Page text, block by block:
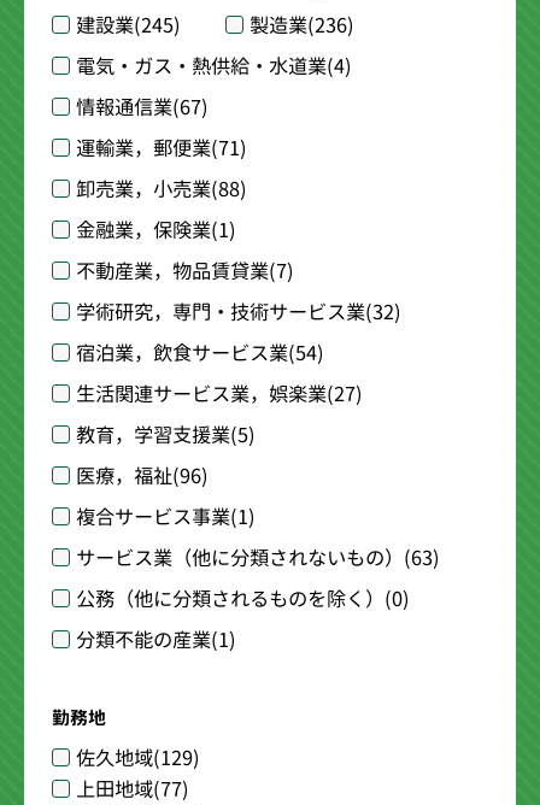
建設業(245) 製造業(236)
電気・ガス・熱供給・水道業(4)
情報通信業(67)
運輸業，郵便業(71)
卸売業，小売業(88)
金融業，保険業(1)
不動産業，物品賃貸業(7)
学術研究，専門・技術サービス業(32)
宿泊業，飲食サービス業(54)
生活関連サービス業，娯楽業(27)
教育，学習支援業(5)
医療，福祉(96)
複合サービス事業(1)
サービス業（他に分類されないもの） (63)
公務（他に分類されるものを除く） (0)
分類不能の産業(1)
勤務地
佐久地域(129)
上田地域(77)